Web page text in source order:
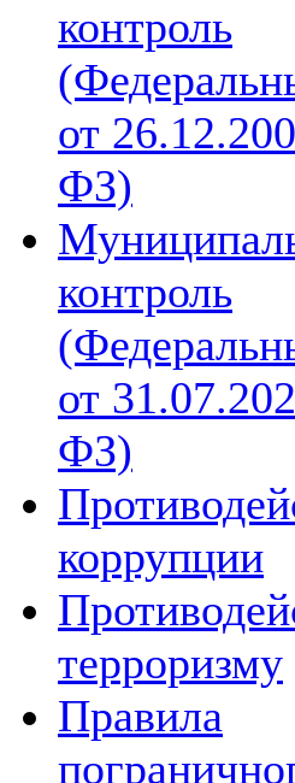
контроль
от
ФЗ)
контроль
от
ФЗ)
коррупции
терроризму
Правила